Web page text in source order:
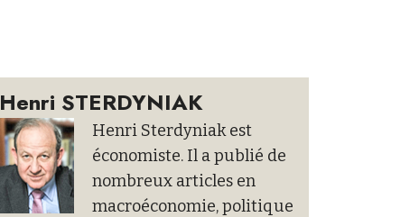
Henri STERDYNIAK
Henri Sterdyniak est
économiste. Il a publié de
nombreux articles en
macroéconomie, politique